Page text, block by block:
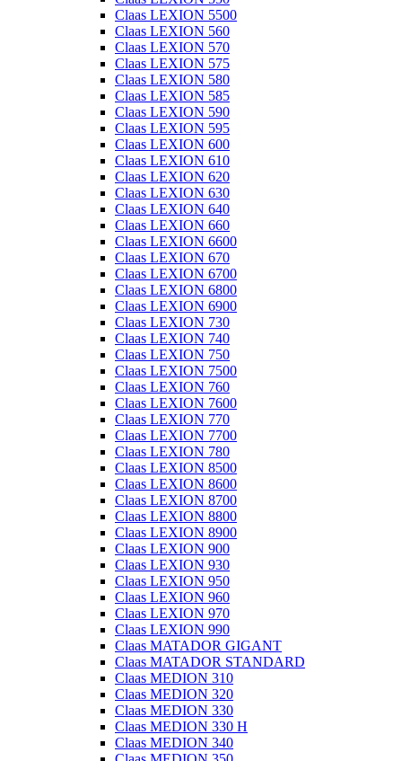
Claas LEXION 5500
Claas LEXION 560
Claas LEXION 570
Claas LEXION 575
Claas LEXION 580
Claas LEXION 585
Claas LEXION 590
Claas LEXION 595
Claas LEXION 600
Claas LEXION 610
Claas LEXION 620
Claas LEXION 630
Claas LEXION 640
Claas LEXION 660
Claas LEXION 6600
Claas LEXION 670
Claas LEXION 6700
Claas LEXION 6800
Claas LEXION 6900
Claas LEXION 730
Claas LEXION 740
Claas LEXION 750
Claas LEXION 7500
Claas LEXION 760
Claas LEXION 7600
Claas LEXION 770
Claas LEXION 7700
Claas LEXION 780
Claas LEXION 8500
Claas LEXION 8600
Claas LEXION 8700
Claas LEXION 8800
Claas LEXION 8900
Claas LEXION 900
Claas LEXION 930
Claas LEXION 950
Claas LEXION 960
Claas LEXION 970
Claas LEXION 990
Claas MATADOR GIGANT
Claas MATADOR STANDARD
Claas MEDION 310
Claas MEDION 320
Claas MEDION 330
Claas MEDION 330 H
Claas MEDION 340